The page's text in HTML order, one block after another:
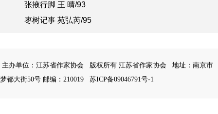
张掖行脚 王 晴/93
枣树记事 苑弘芮/95
主办单位：江苏省作家协会 版权所有 江苏省作家协会
地址：南京市
梦都大街50号 邮编：210019
苏ICP备09046791号-1